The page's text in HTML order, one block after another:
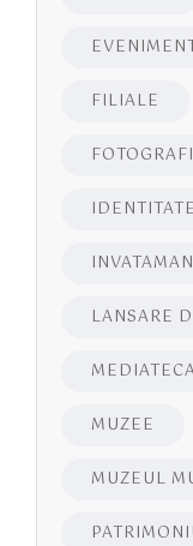
FILIALE
LANSARE
MUZEE
MUZEUL